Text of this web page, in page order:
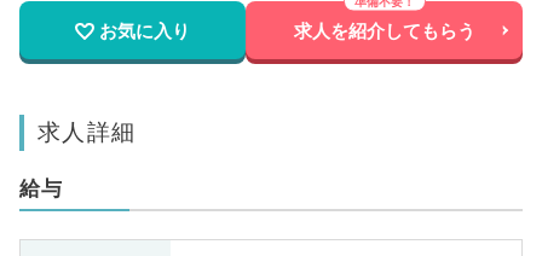
お気に入り 求人を紹介してもらう
求人詳細
給与